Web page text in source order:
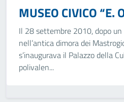
MUSEO CIVICO “E.
Il 28 settembre 2010, dopo
nell’antica dimora dei
s’inaugurava il Palazzo della
polivalen...